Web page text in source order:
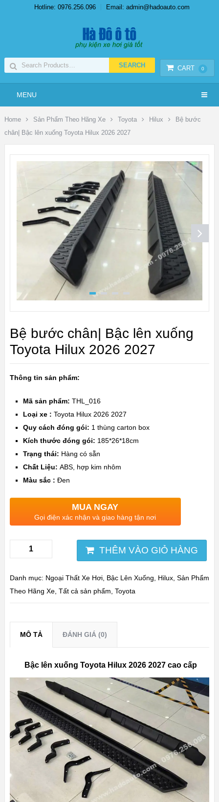
Hotline: 0976.256.096 Email: admin@hadoauto.com
CART 0
MENU
Home Sản Phẩm Theo Hãng Xe Toyota Hilux
Bệ bước
chân| Bậc lên xuống Toyota Hilux 2026 2027
Bệ bước chân| Bậc lên xuống
Toyota Hilux 2026 2027
Thông tin sản phẩm:
Mã sản phẩm: THL_016
Loại xe : Toyota Hilux 2026 2027
Quy cách đóng gói: 1 thùng carton box
Kích thước đóng gói: 185*26*18cm
Trạng thái: Hàng có sẵn
Chất Liệu: ABS, hợp kim nhôm
Màu sắc : Đen
MUA NGAY
Gọi điện xác nhận và giao hàng tận nơi
THÊM VÀO GIỎ HÀNG
Danh mục: Ngoại Thất Xe Hơi, Bậc Lên Xuống Hilux, Sản Phẩm
Theo Hãng Xe, Tất cả sản phẩm Toyota
MÔ TẢ ĐÁNH GIÁ (0)
Bậc lên xuống Toyota Hilux 2026 2027 cao cấp